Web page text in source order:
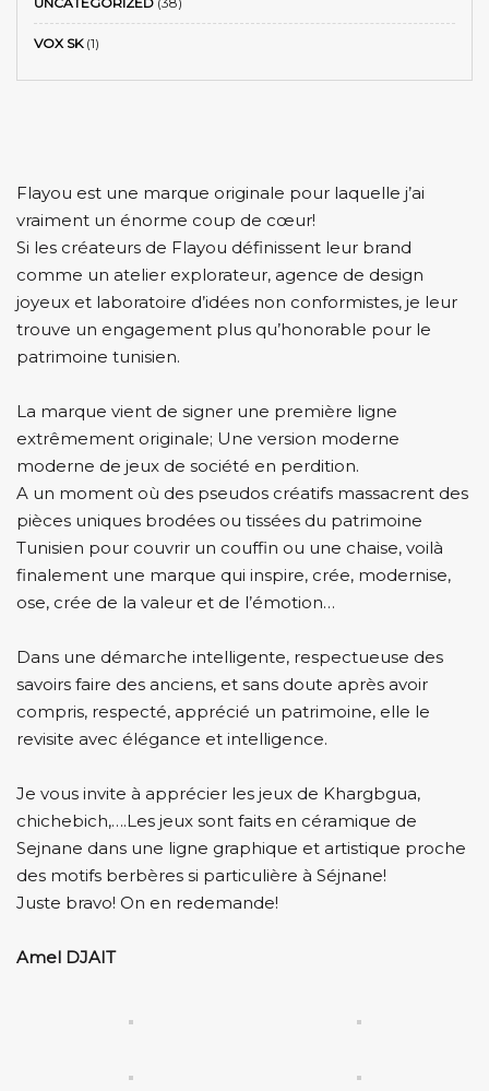
VOX SK(1)
Flayou est une marque originale pour laquelle j’ai
vraiment un énorme coup de cœur!
Si les créateurs de Flayou définissent leur brand
comme un atelier explorateur, agence de design
joyeux et laboratoire d’idées non conformistes, je leur
trouve un engagement plus qu’honorable pour le
patrimoine tunisien.
La marque vient de signer une première ligne
extrêmement originale; Une version moderne
moderne de jeux de société en perdition.
A un moment où des pseudos créatifs massacrent des
pièces uniques brodées ou tissées du patrimoine
Tunisien pour couvrir un couffin ou une chaise, voilà
finalement une marque qui inspire, crée, modernise,
ose, crée de la valeur et de l’émotion…
Dans une démarche intelligente, respectueuse des
savoirs faire des anciens, et sans doute après avoir
compris, respecté, apprécié un patrimoine, elle le
revisite avec élégance et intelligence.
Je vous invite à apprécier les jeux de Khargbgua,
chichebich,….Les jeux sont faits en céramique de
Sejnane dans une ligne graphique et artistique proche
des motifs berbères si particulière à Séjnane!
Juste bravo! On en redemande!
Amel DJAIT